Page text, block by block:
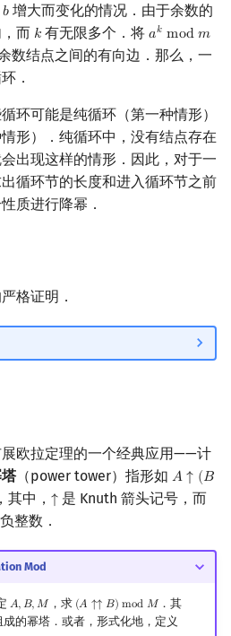
𝑏
b增大而变化的情况．由于余数的
而 𝑘
k 有无限多个．将𝑎𝑘 mod𝑚
ak modm↦
数结点之间的有向边．那么，一
．
环可能是纯循环（第一种情形）
形）．纯循环中，没有结点存在
出现这样的情形．因此，对于一
循环节的长度和进入循环节之前
质进行降幂．
格证明．
欧拉定理的一个经典应用——计
（power tower）指形如 𝐴↑ (𝐵
A↑( B↑
其中，↑
↑是 Knuth 箭头记号，而
整数．
Mod
𝐴,𝐵,𝑀
A,B,M ，求 (𝐴 ↑↑ 𝐵) mod 𝑀
(A↑↑B)modM
．其
成的幂塔．或者，形式化地，定义